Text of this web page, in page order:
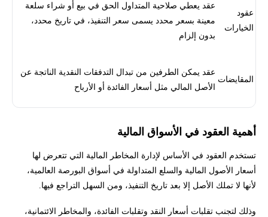
عقود
الخيارات
عقد يعطي صلاحية المتداول الحق في بيع أو شراء سلعة
معينة بسعر محدد يسمى سعر التنفيذ، في تاريخ محدد،
بدون إلزام
المقايضات
عقد يمكن الطرفين من تبدال التدفقات النقدية الناتجة عن
الأصل المالي مثل أسعار الفائدة أو الأرباح
أهمية العقود في الأسواق المالية
تستخدم العقود في الأساس لإدارة المخاطر المالية التي تتعرض لها
أسعار الأصول المالية والسلع المتداولة في أسواق البورصة العالمية،
لأنها لا تملك الأصل إلا بعد تاريخ التنفيذ، ومن السهل التراجع فيها.
وذلك لتجنب تقلبات أسعار النقد وتقلبات الفائدة، والمخاطر الائتمانية،